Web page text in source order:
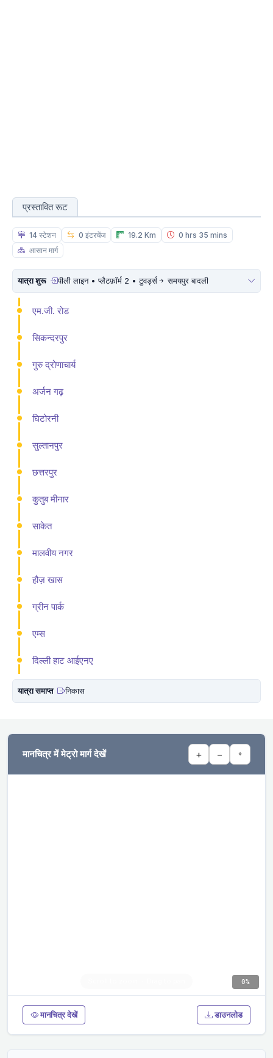
प्रस्तावित रूट
14 स्टेशन 0 इंटरचेंज 19.2 Km
0 hrs 35 mins
आसान मार्ग
यात्रा शुरू पीली लाइन • प्लैटफ़ॉर्म 2 • टुवर्ड्स समयपुर बादली
एम.जी. रोड
सिकन्दरपुर
गुरु द्रोणाचार्य
अर्जन गढ़
घिटोरनी
सुल्तानपुर
छत्तरपुर
कुतुब मीनार
साकेत
मालवीय नगर
हौज़ खास
ग्रीन पार्क
एम्स
दिल्ली हाट आईएनए
यात्रा समाप्त निकास
मानचित्र में मेट्रो मार्ग देखें + − ⌖
0%
मानचित्र देखें डाउनलोड